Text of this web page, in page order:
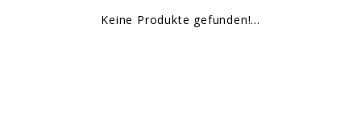
Keine Produkte gefunden!...